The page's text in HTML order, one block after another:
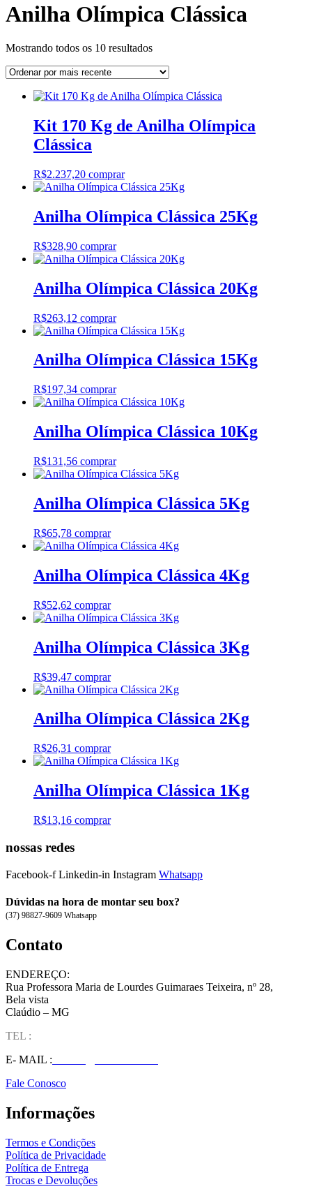
Anilha Olímpica Clássica
Mostrando todos os 10 resultadosClassificado
mais
Kit 170 Kg de Anilha Olímpica
Clássica
R$2.237,20 comprar
Anilha Olímpica Clássica 25Kg
R$328,90 comprar
Anilha Olímpica Clássica 20Kg
R$263,12 comprar
Anilha Olímpica Clássica 15Kg
R$197,34 comprar
Anilha Olímpica Clássica 10Kg
R$131,56 comprar
Anilha Olímpica Clássica 5Kg
R$65,78 comprar
Anilha Olímpica Clássica 4Kg
R$52,62 comprar
Anilha Olímpica Clássica 3Kg
R$39,47 comprar
Anilha Olímpica Clássica 2Kg
R$26,31 comprar
Anilha Olímpica Clássica 1Kg
R$13,16 comprar
nossas redes
Facebook-f Linkedin-in Instagram Whatsapp
Dúvidas na hora de montar seu box?
(37) 98827-9609 Whatsapp
Contato
ENDEREÇO:
Rua Professora Maria de Lourdes Guimaraes Teixeira, nº 28,
Bela vista
Claúdio – MG
TEL :
E- MAIL :
Fale Conosco
Informações
Termos e Condições
Política de Privacidade
Política de Entrega
Trocas e Devoluções